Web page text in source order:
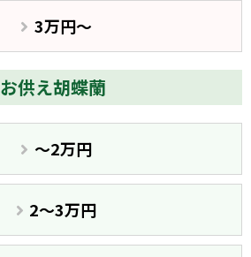
3万円〜
お供え胡蝶蘭
〜2万円
2〜3万円